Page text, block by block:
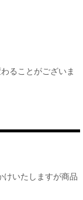
ることがございま
けいたしますが商品